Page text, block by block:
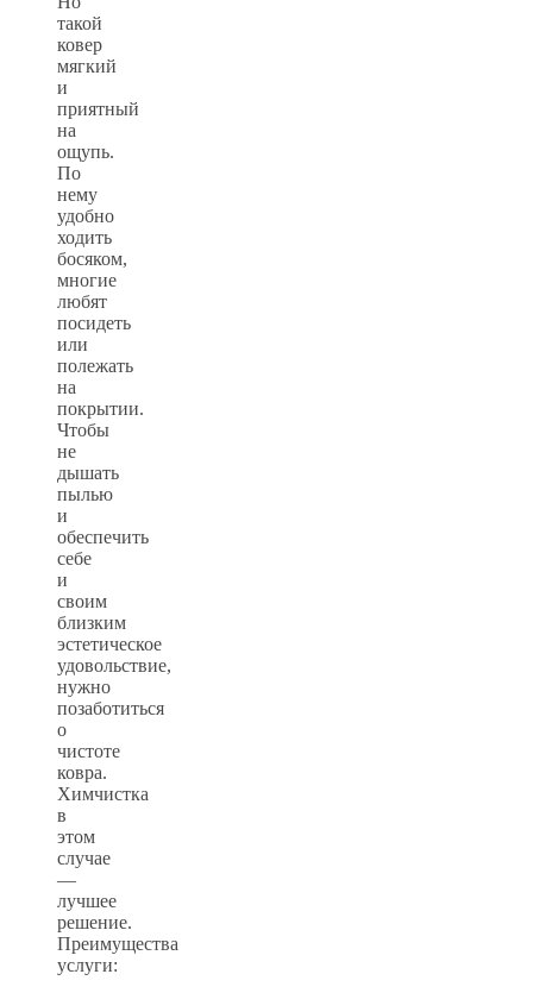
такой
ковер
мягкий
и
приятный
на
ощупь.
По
нему
удобно
ходить
босяком,
многие
любят
посидеть
или
полежать
на
покрытии.
Чтобы
не
дышать
пылью
и
обеспечить
себе
и
своим
близким
эстетическое
удовольствие,
нужно
позаботиться
о
чистоте
ковра.
Химчистка
в
этом
случае
—
лучшее
решение.
Преимущества
услуги: